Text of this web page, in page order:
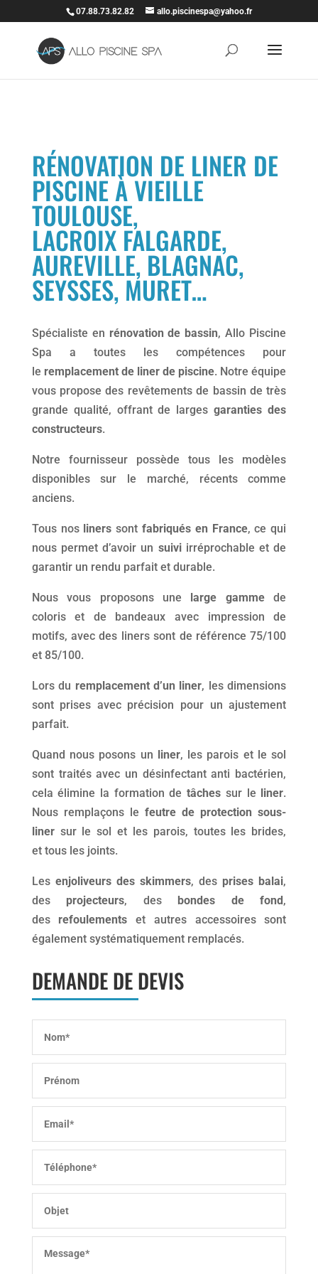
07.88.73.82.82 allo.piscinespa@yahoo.fr
RÉNOVATION DE LINER DE
PISCINE À VIEILLE
TOULOUSE,
LACROIX FALGARDE,
AUREVILLE, BLAGNAC,
SEYSSES, MURET…
Spécialiste en rénovation de bassin, Allo Piscine
Spa a toutes les compétences pour
le remplacement de liner de piscine. Notre équipe
vous propose des revêtements de bassin de très
grande qualité, offrant de largesgaranties des
constructeurs.
Notre fournisseur possède tous les modèles
disponibles sur le marché, récents comme
anciens.
Tous nos liners sontfabriqués en France, ce qui
nous permet d’avoir un suiviirréprochable et de
garantir un rendu parfait et durable.
Nous vous proposons une large gammede
coloris et de bandeaux avec impression de
motifs, avec des liners sont de référence 75/100
et 85/100.
Lors du remplacement d’un liner, les dimensions
sont prises avec précision pour un ajustement
parfait.
Quand nous posons un liner, les parois et le sol
sont traités avec un désinfectant anti bactérien,
cela élimine la formation detâches sur le liner.
Nous remplaçons le feutre de protection sous-
linersur le sol et les parois, toutes les brides,
et tous les joints.
Les enjoliveurs des skimmers, des prises balai,
des projecteurs, des bondes de fond,
des refoulements et autres accessoires sont
également systématiquement remplacés.
DEMANDE DE DEVIS